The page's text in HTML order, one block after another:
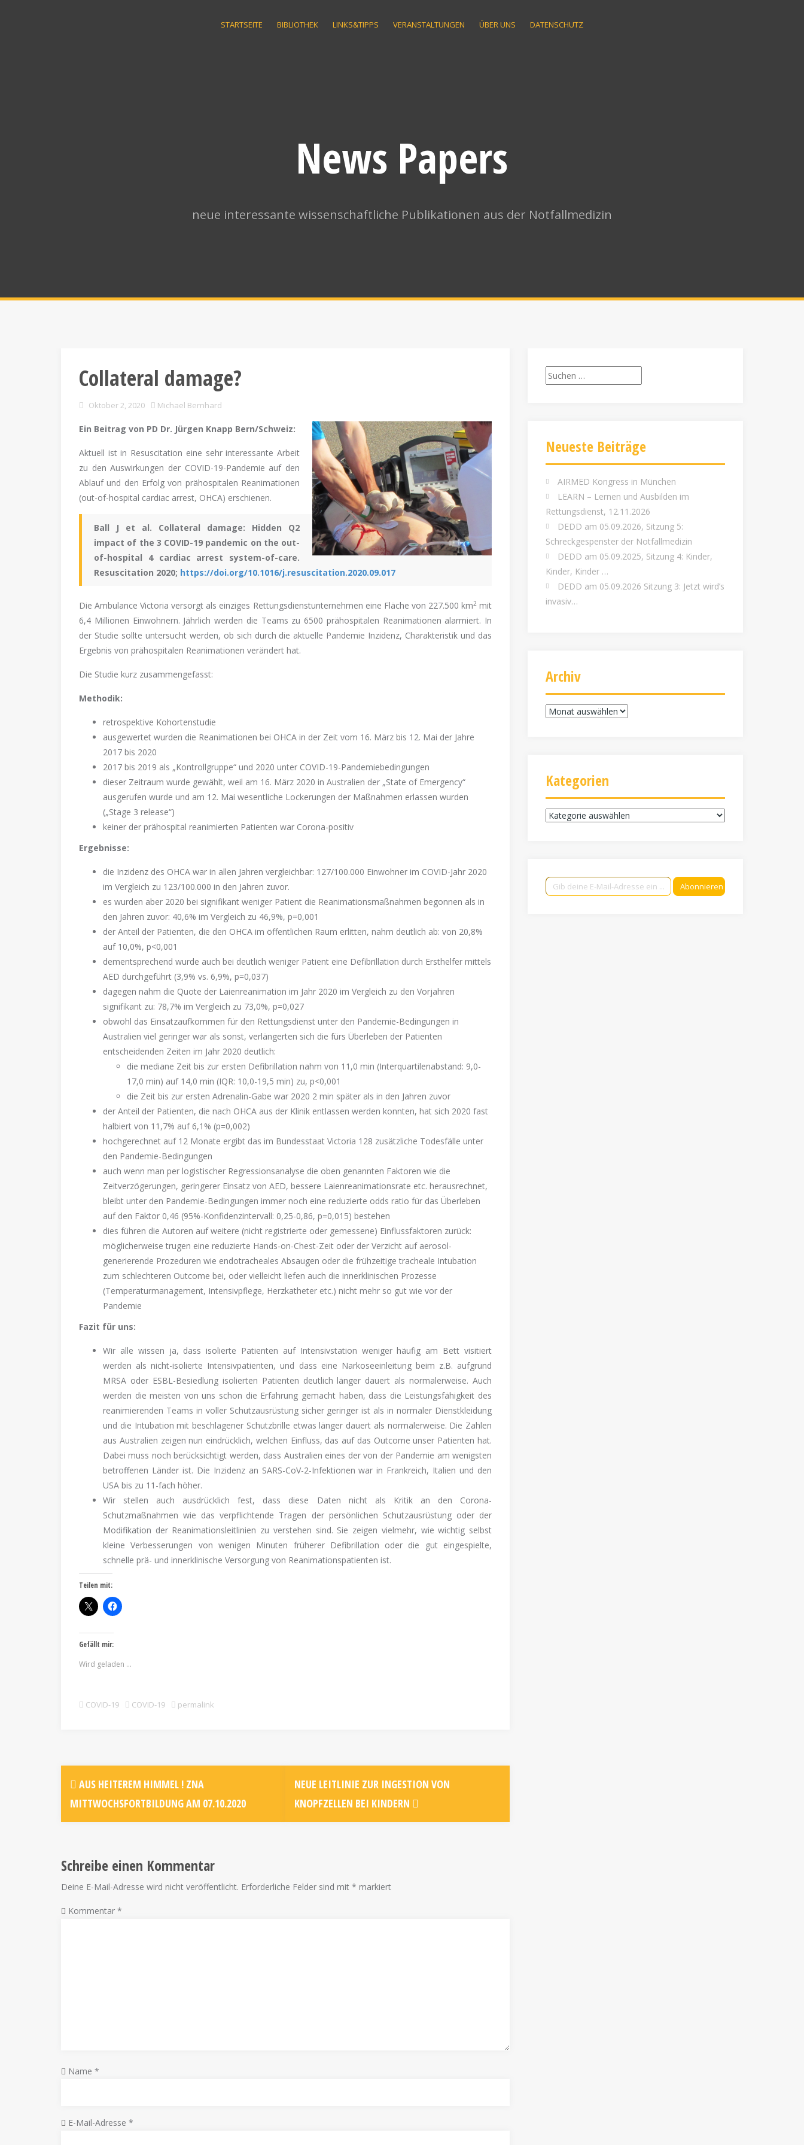
STARTSEITE BIBLIOTHEK LINKS&TIPPS VERANSTALTUNGEN ÜBER UNS DATENSCHUTZ
News Papers
neue interessante wissenschaftliche Publikationen aus der Notfallmedizin
Collateral damage?
Oktober 2, 2020 Michael Bernhard
Ein Beitrag von PD Dr. Jürgen Knapp Bern/Schweiz:
Aktuell ist in Resuscitation eine sehr interessante Arbeit
zu den Auswirkungen der COVID-19-Pandemie auf den
Ablauf und den Erfolg von prähospitalen Reanimationen
(out-of-hospital cardiac arrest, OHCA) erschienen.
Ball J et al. Collateral damage: Hidden Q2
impact of the 3 COVID-19 pandemic on the out-
of-hospital 4 cardiac arrest system-of-care.
Resuscitation 2020; https://doi.org/10.1016/j.resuscitation.2020.09.017
Die Ambulance Victoria versorgt als einziges Rettungsdienstunternehmen eine Fläche von 227.500 km2mit
6,4 Millionen Einwohnern. Jährlich werden die Teams zu 6500 prähospitalen Reanimationen alarmiert. In
der Studie sollte untersucht werden, ob sich durch die aktuelle Pandemie Inzidenz, Charakteristik und das
Ergebnis von prähospitalen Reanimationen verändert hat.
Die Studie kurz zusammengefasst:
Methodik:
retrospektive Kohortenstudie
ausgewertet wurden die Reanimationen bei OHCA in der Zeit vom 16. März bis 12. Mai der Jahre
2017 bis 2020
2017 bis 2019 als „Kontrollgruppe“ und 2020 unter COVID-19-Pandemiebedingungen
dieser Zeitraum wurde gewählt, weil am 16. März 2020 in Australien der „State of Emergency“
ausgerufen wurde und am 12. Mai wesentliche Lockerungen der Maßnahmen erlassen wurden
(„Stage 3 release“)
keiner der prähospital reanimierten Patienten war Corona-positiv
Ergebnisse:
die Inzidenz des OHCA war in allen Jahren vergleichbar: 127/100.000 Einwohner im COVID-Jahr 2020
im Vergleich zu 123/100.000 in den Jahren zuvor.
es wurden aber 2020 bei signifikant weniger Patient die Reanimationsmaßnahmen begonnen als in
den Jahren zuvor: 40,6% im Vergleich zu 46,9%, p=0,001
der Anteil der Patienten, die den OHCA im öffentlichen Raum erlitten, nahm deutlich ab: von 20,8%
auf 10,0%, p<0,001
dementsprechend wurde auch bei deutlich weniger Patient eine Defibrillation durch Ersthelfer mittels
AED durchgeführt (3,9% vs. 6,9%, p=0,037)
dagegen nahm die Quote der Laienreanimation im Jahr 2020 im Vergleich zu den Vorjahren
signifikant zu: 78,7% im Vergleich zu 73,0%, p=0,027
obwohl das Einsatzaufkommen für den Rettungsdienst unter den Pandemie-Bedingungen in
Australien viel geringer war als sonst, verlängerten sich die fürs Überleben der Patienten
entscheidenden Zeiten im Jahr 2020 deutlich:
die mediane Zeit bis zur ersten Defibrillation nahm von 11,0 min (Interquartilenabstand: 9,0-
17,0 min) auf 14,0 min (IQR: 10,0-19,5 min) zu, p<0,001
die Zeit bis zur ersten Adrenalin-Gabe war 2020 2 min später als in den Jahren zuvor
der Anteil der Patienten, die nach OHCA aus der Klinik entlassen werden konnten, hat sich 2020 fast
halbiert von 11,7% auf 6,1% (p=0,002)
hochgerechnet auf 12 Monate ergibt das im Bundesstaat Victoria 128 zusätzliche Todesfälle unter
den Pandemie-Bedingungen
auch wenn man per logistischer Regressionsanalyse die oben genannten Faktoren wie die
Zeitverzögerungen, geringerer Einsatz von AED, bessere Laienreanimationsrate etc. herausrechnet,
bleibt unter den Pandemie-Bedingungen immer noch eine reduzierte odds ratio für das Überleben
auf den Faktor 0,46 (95%-Konfidenzintervall: 0,25-0,86, p=0,015) bestehen
dies führen die Autoren auf weitere (nicht registrierte oder gemessene) Einflussfaktoren zurück:
möglicherweise trugen eine reduzierte Hands-on-Chest-Zeit oder der Verzicht auf aerosol-
generierende Prozeduren wie endotracheales Absaugen oder die frühzeitige tracheale Intubation
zum schlechteren Outcome bei, oder vielleicht liefen auch die innerklinischen Prozesse
(Temperaturmanagement, Intensivpflege, Herzkatheter etc.) nicht mehr so gut wie vor der
Pandemie
Fazit für uns:
Wir alle wissen ja, dass isolierte Patienten auf Intensivstation weniger häufig am Bett visitiert
werden als nicht-isolierte Intensivpatienten, und dass eine Narkoseeinleitung beim z.B. aufgrund
MRSA oder ESBL-Besiedlung isolierten Patienten deutlich länger dauert als normalerweise. Auch
werden die meisten von uns schon die Erfahrung gemacht haben, dass die Leistungsfähigkeit des
reanimierenden Teams in voller Schutzausrüstung sicher geringer ist als in normaler Dienstkleidung
und die Intubation mit beschlagener Schutzbrille etwas länger dauert als normalerweise. Die Zahlen
aus Australien zeigen nun eindrücklich, welchen Einfluss, das auf das Outcome unser Patienten hat.
Dabei muss noch berücksichtigt werden, dass Australien eines der von der Pandemie am wenigsten
betroffenen Länder ist. Die Inzidenz an SARS-CoV-2-Infektionen war in Frankreich, Italien und den
USA bis zu 11-fach höher.
Wir stellen auch ausdrücklich fest, dass diese Daten nicht als Kritik an den Corona-
Schutzmaßnahmen wie das verpflichtende Tragen der persönlichen Schutzausrüstung oder der
Modifikation der Reanimationsleitlinien zu verstehen sind. Sie zeigen vielmehr, wie wichtig selbst
kleine Verbesserungen von wenigen Minuten früherer Defibrillation oder die gut eingespielte,
schnelle prä- und innerklinische Versorgung von Reanimationspatienten ist.
Teilen mit:
Gefällt mir:
Wird geladen …
COVID-19 COVID-19 permalink
AUS HEITEREM HIMMEL ! ZNA
MITTWOCHSFORTBILDUNG AM 07.10.2020
NEUE LEITLINIE ZUR INGESTION VON
KNOPFZELLEN BEI KINDERN
Schreibe einen Kommentar
Deine E-Mail-Adresse wird nicht veröffentlicht. Erforderliche Felder sind mit * markiert
Kommentar *
Name *
E-Mail-Adresse *
Suchen
nach:
Neueste Beiträge
AIRMED Kongress in München
LEARN – Lernen und Ausbilden im
Rettungsdienst, 12.11.2026
DEDD am 05.09.2026, Sitzung 5:
Schreckgespenster der Notfallmedizin
DEDD am 05.09.2025, Sitzung 4: Kinder,
Kinder, Kinder …
DEDD am 05.09.2026 Sitzung 3: Jetzt wird’s
invasiv…
Archiv
Archiv
Kategorien
Kategorien
Gib deine E-Mail-Adresse ein ...
Abonnieren